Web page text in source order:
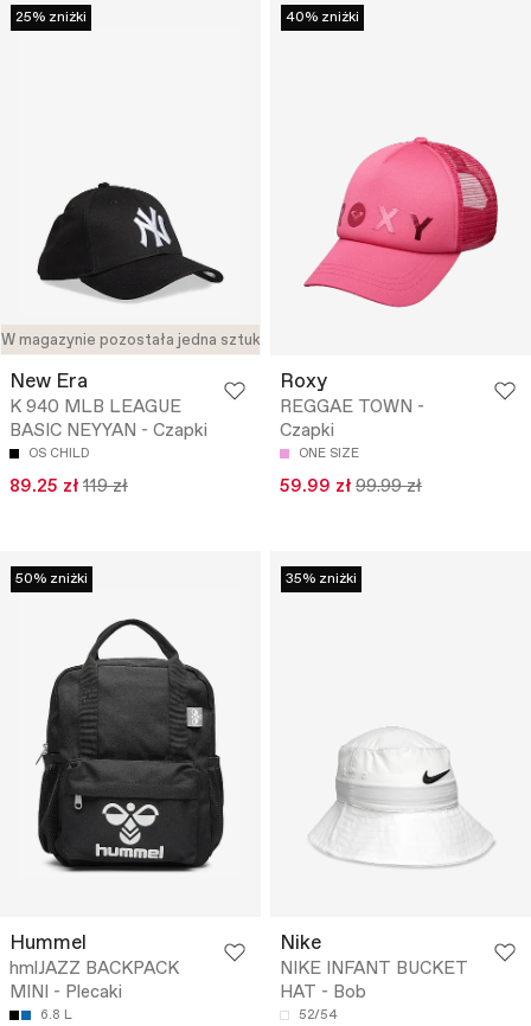
W magazynie pozostała jedna sztuka
25% zniżki
New Era
K 940 MLB LEAGUE
BASIC NEYYAN - Czapki
OS CHILD
89.25 zł 119 zł
40% zniżki
Roxy
REGGAE TOWN -
Czapki
ONE SIZE
59.99 zł 99.99 zł
50% zniżki
Hummel
hmlJAZZ BACKPACK
MINI - Plecaki
6.8 L
35% zniżki
Nike
NIKE INFANT BUCKET
HAT - Bob
52/54